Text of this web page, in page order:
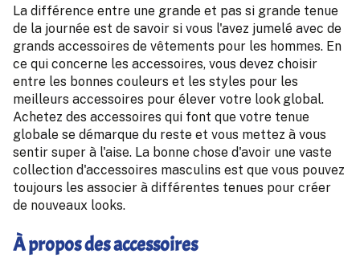
La différence entre une grande et pas si grande tenue
de la journée est de savoir si vous l'avez jumelé avec de
grands accessoires de vêtements pour les hommes. En
ce qui concerne les accessoires, vous devez choisir
entre les bonnes couleurs et les styles pour les
meilleurs accessoires pour élever votre look global.
Achetez des accessoires qui font que votre tenue
globale se démarque du reste et vous mettez à vous
sentir super à l'aise. La bonne chose d'avoir une vaste
collection d'accessoires masculins est que vous pouvez
toujours les associer à différentes tenues pour créer
de nouveaux looks.
À propos des accessoires